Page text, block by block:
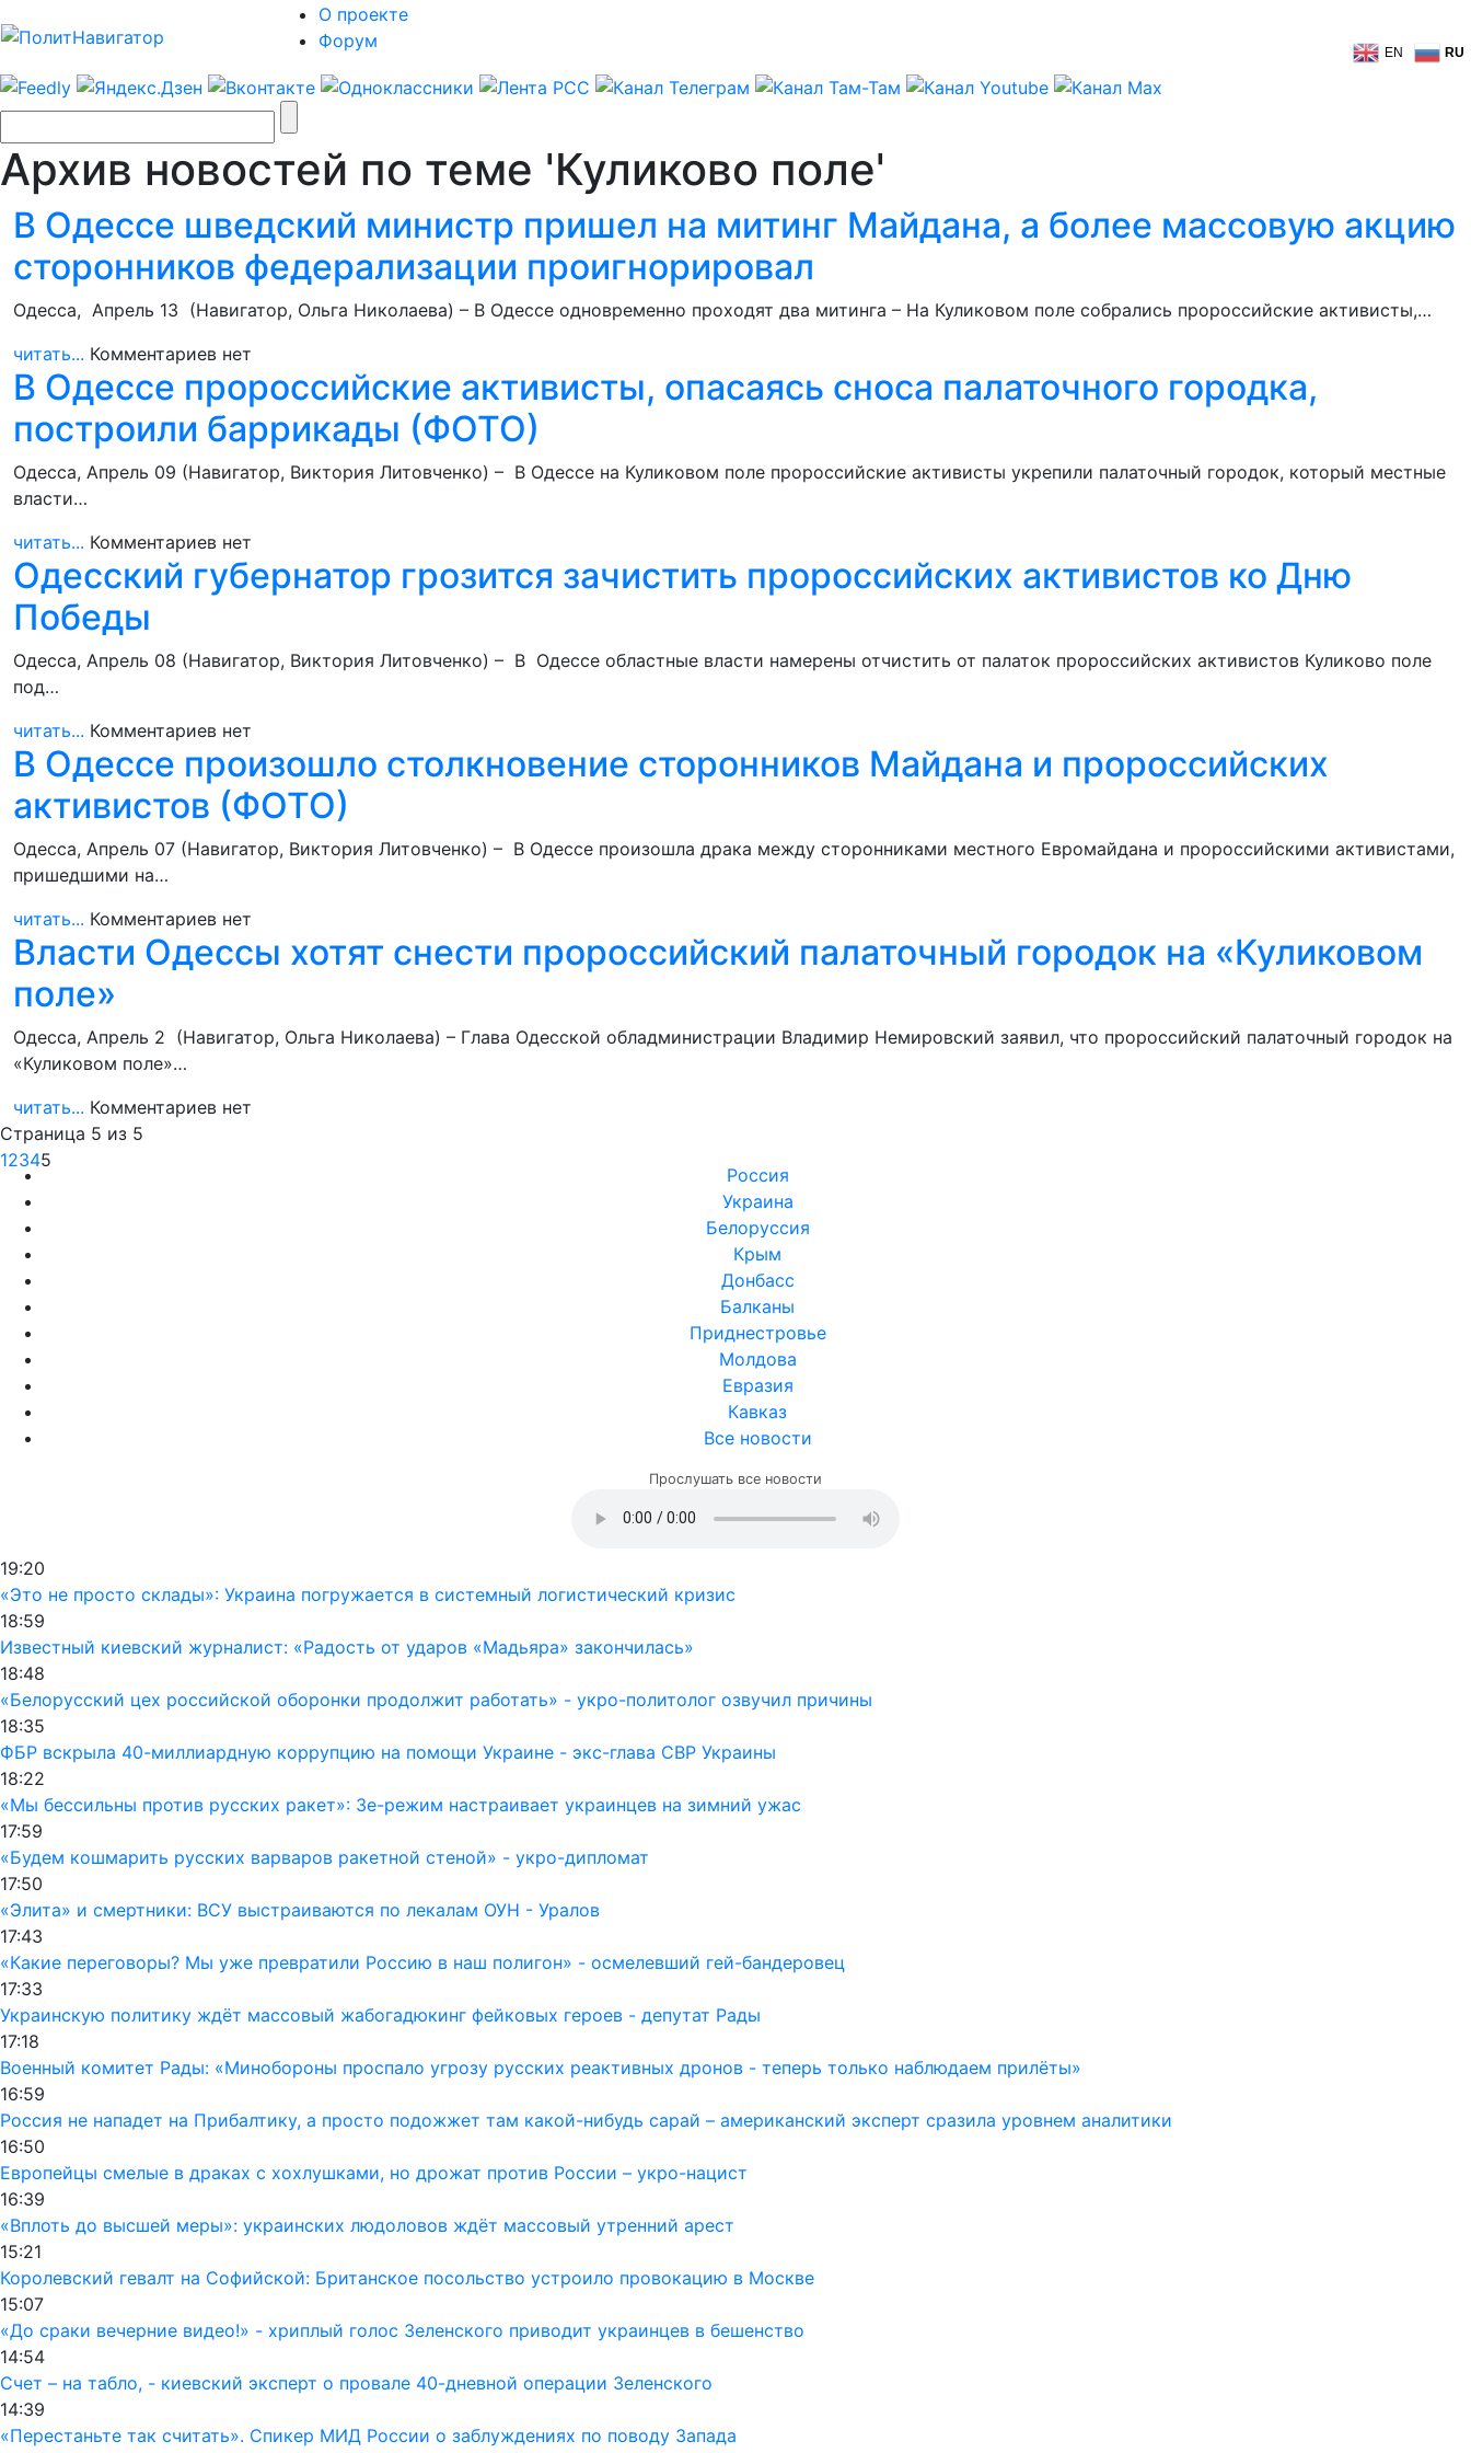
О проекте
Форум
EN RU
Архив новостей по теме 'Куликово поле'
В Одессе шведский министр пришел на митинг Майдана, а более массовую акцию
сторонников федерализации проигнорировал
Одесса, Апрель 13 (Навигатор, Ольга Николаева) – В Одессе одновременно проходят два митинга – На Куликовом поле собрались пророссийские активисты,…
читать... Комментариев нет
В Одессе пророссийские активисты, опасаясь сноса палаточного городка,
построили баррикады (ФОТО)
Одесса, Апрель 09 (Навигатор, Виктория Литовченко) – В Одессе на Куликовом поле пророссийские активисты укрепили палаточный городок, который местные
власти…
читать... Комментариев нет
Одесский губернатор грозится зачистить пророссийских активистов ко Дню
Победы
Одесса, Апрель 08 (Навигатор, Виктория Литовченко) – В Одессе областные власти намерены отчистить от палаток пророссийских активистов Куликово поле
под…
читать... Комментариев нет
В Одессе произошло столкновение сторонников Майдана и пророссийских
активистов (ФОТО)
Одесса, Апрель 07 (Навигатор, Виктория Литовченко) – В Одессе произошла драка между сторонниками местного Евромайдана и пророссийскими активистами,
пришедшими на…
читать... Комментариев нет
Власти Одессы хотят снести пророссийский палаточный городок на «Куликовом
поле»
Одесса, Апрель 2 (Навигатор, Ольга Николаева) – Глава Одесской обладминистрации Владимир Немировский заявил, что пророссийский палаточный городок на
«Куликовом поле»…
читать... Комментариев нет
Страница 5 из 5
12345
Россия
Украина
Белоруссия
Крым
Донбасс
Балканы
Приднестровье
Молдова
Евразия
Кавказ
Все новости
Прослушать все новости
19:20
«Это не просто склады»: Украина погружается в системный логистический кризис
18:59
Известный киевский журналист: «Радость от ударов «Мадьяра» закончилась»
18:48
«Белорусский цех российской оборонки продолжит работать» - укро-политолог озвучил причины
18:35
ФБР вскрыла 40-миллиардную коррупцию на помощи Украине - экс-глава СВР Украины
18:22
«Мы бессильны против русских ракет»: Зе-режим настраивает украинцев на зимний ужас
17:59
«Будем кошмарить русских варваров ракетной стеной» - укро-дипломат
17:50
«Элита» и смертники: ВСУ выстраиваются по лекалам ОУН - Уралов
17:43
«Какие переговоры? Мы уже превратили Россию в наш полигон» - осмелевший гей-бандеровец
17:33
Украинскую политику ждёт массовый жабогадюкинг фейковых героев - депутат Рады
17:18
Военный комитет Рады: «Минобороны проспало угрозу русских реактивных дронов - теперь только наблюдаем прилёты»
16:59
Россия не нападет на Прибалтику, а просто подожжет там какой-нибудь сарай – американский эксперт сразила уровнем аналитики
16:50
Европейцы смелые в драках с хохлушками, но дрожат против России – укро-нацист
16:39
«Вплоть до высшей меры»: украинских людоловов ждёт массовый утренний арест
15:21
Королевский гевалт на Софийской: Британское посольство устроило провокацию в Москве
15:07
«До сраки вечерние видео!» - хриплый голос Зеленского приводит украинцев в бешенство
14:54
Счет – на табло, - киевский эксперт о провале 40-дневной операции Зеленского
14:39
«Перестаньте так считать». Спикер МИД России о заблуждениях по поводу Запада